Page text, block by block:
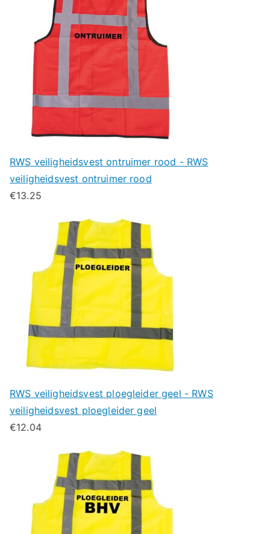
RWS veiligheidsvest ontruimer rood - RWS
veiligheidsvest ontruimer rood
€13.25
RWS veiligheidsvest ploegleider geel - RWS
veiligheidsvest ploegleider geel
€12.04